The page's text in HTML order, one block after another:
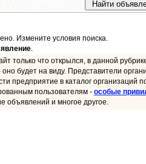
Измените условия поиска.
.
только что открылся, в данной
будет на виду. Представители
предприятие в каталог организаций
пользователям - особые
объявлений и многое другое.